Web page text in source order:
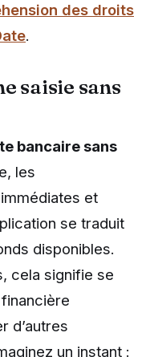
des droits
.
saisie sans
bancaire sans
les
et
se traduit
disponibles.
cela signifie se
d’autres
un instant :